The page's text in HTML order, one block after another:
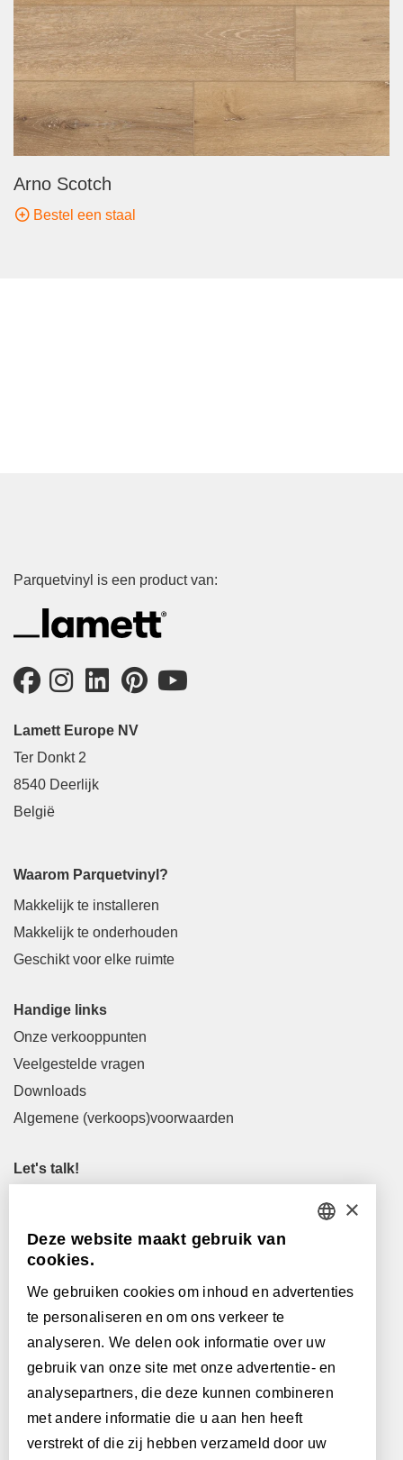
Arno Scotch
Bestel een staal
Parquetvinyl is een product van:
Lamett Europe NV
Ter Donkt 2
8540 Deerlijk
België
Waarom Parquetvinyl?
Makkelijk te installeren
Makkelijk te onderhouden
Geschikt voor elke ruimte
Handige links
Onze verkooppunten
Veelgestelde vragen
Downloads
Algemene (verkoops)voorwaarden
Let's talk!
Let's meet!
Onze verkooppunten
Met de steun van:
GERMAN
×
Deze website maakt gebruik van
cookies.
We gebruiken cookies om inhoud en advertenties
te personaliseren en om ons verkeer te
analyseren. We delen ook informatie over uw
gebruik van onze site met onze advertentie- en
analysepartners, die deze kunnen combineren
met andere informatie die u aan hen heeft
verstrekt of die zij hebben verzameld door uw